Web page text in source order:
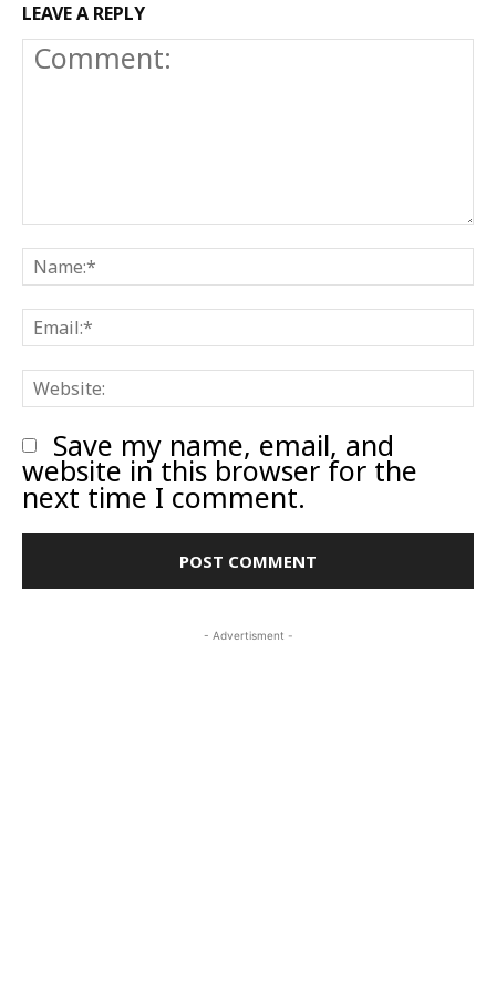
LEAVE A REPLY
Comment:
Save my name, email, and
website in this browser for the
next time I comment.
- Advertisment -